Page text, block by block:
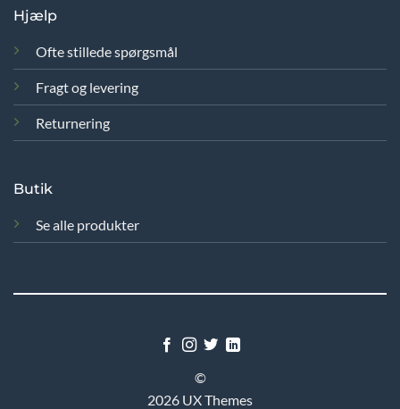
Hjælp
Ofte stillede spørgsmål
Fragt og levering
Returnering
Butik
Se alle produkter
©
2026 UX Themes